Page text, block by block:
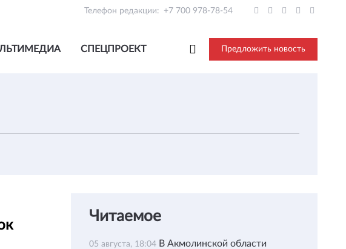
Телефон редакции: +7 700 978-78-54
СПЕЦПРОЕКТ Предложить новость
Читаемое
05 августа, 18:04 В Акмолинской области